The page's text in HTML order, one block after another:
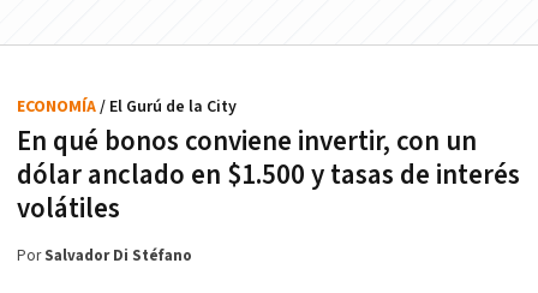
En qué bonos conviene invertir, con un
dólar anclado en $1.500 y tasas de interés
volátiles
ECONOMÍA/ El Gurú de la City
PorSalvador Di Stéfano